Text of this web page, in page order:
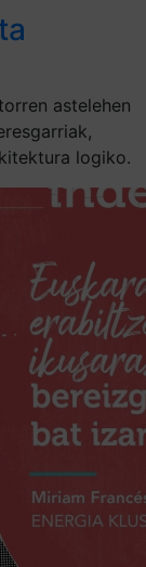
astelehen
logiko.